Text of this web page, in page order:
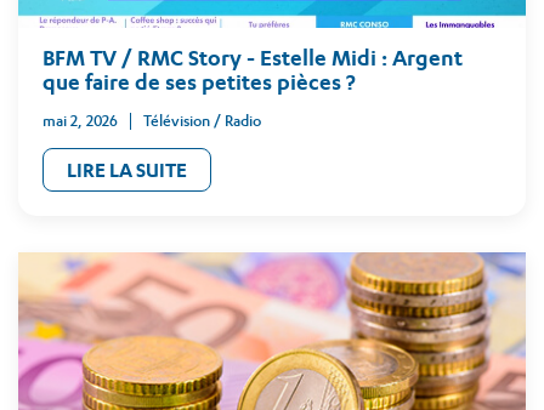
BFM TV / RMC Story - Estelle Midi : Argent
que faire de ses petites pièces ?
mai 2, 2026 Télévision / Radio
LIRE LA SUITE